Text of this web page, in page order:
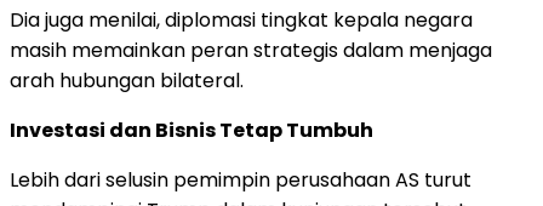
Dia juga menilai, diplomasi tingkat kepala negara
masih memainkan peran strategis dalam menjaga
arah hubungan bilateral.
Investasi dan Bisnis Tetap Tumbuh
Lebih dari selusin pemimpin perusahaan AS turut